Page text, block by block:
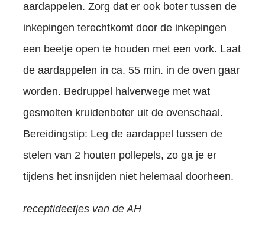
aardappelen. Zorg dat er ook boter tussen de
inkepingen terechtkomt door de inkepingen
een beetje open te houden met een vork. Laat
de aardappelen in ca. 55 min. in de oven gaar
worden. Bedruppel halverwege met wat
gesmolten kruidenboter uit de ovenschaal.
Bereidingstip: Leg de aardappel tussen de
stelen van 2 houten pollepels, zo ga je er
tijdens het insnijden niet helemaal doorheen.
receptideetjes van de AH